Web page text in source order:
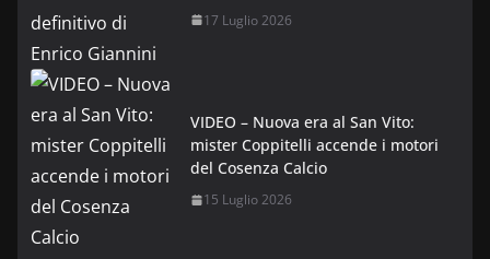
17 Luglio 2026
VIDEO – Nuova era al San Vito:
mister Coppitelli accende i motori
del Cosenza Calcio
15 Luglio 2026